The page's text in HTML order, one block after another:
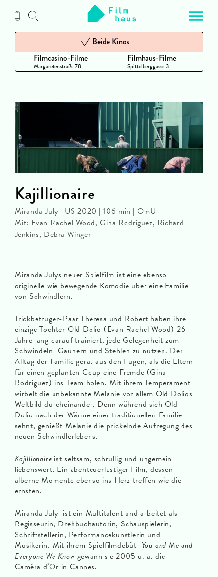
Inhalt
Filmcasino-Filme
Margaretenstraße 78
Beide Kinos
Filmhaus-Filme
Spittelberggasse 3
Miranda Julys neuer Spielfilm ist eine ebenso
originelle wie bewegende Komödie über eine Familie
von Schwindlern.
Trickbetrüger-Paar Theresa und Robert haben ihre
einzige Tochter Old Dolio (Evan Rachel Wood) 26
Jahre lang darauf trainiert, jede Gelegenheit zum
Schwindeln, Gaunern und Stehlen zu nutzen. Der
Alltag der Familie gerät aus den Fugen, als die Eltern
für einen geplanten Coup eine Fremde (Gina
Rodriguez) ins Team holen. Mit ihrem Temperament
wirbelt die unbekannte Melanie vor allem Old Dolios
Weltbild durcheinander. Denn während sich Old
Dolio nach der Wärme einer traditionellen Familie
sehnt, genießt Melanie die prickelnde Aufregung des
neuen Schwindlerlebens.
Kajillionaire ist seltsam, schrullig und ungemein
liebenswert. Ein abenteuerlustiger Film, dessen
alberne Momente ebenso ins Herz treffen wie die
ernsten.
Miranda July ist ein Multitalent und arbeitet als
Regisseurin, Drehbuchautorin, Schauspielerin,
Schriftstellerin, Performancekünstlerin und
Musikerin. Mit ihrem Spielfilmdebüt You and Me and
Everyone We Know gewann sie 2005 u. a. die
Caméra d’Or in Cannes.
Kajillionaire
Miranda July | US 2020 | 106 min | OmU
Mit: Evan Rachel Wood, Gina Rodriguez, Richard
Jenkins, Debra Winger